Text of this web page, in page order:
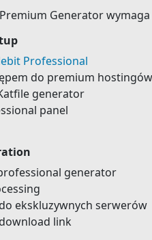
Generator
Professional
do premium hostingów
generator
panel
generator
ekskluzywnych serwerów
link